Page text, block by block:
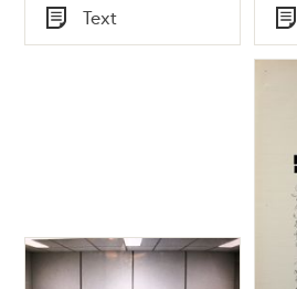
Tid
Typ
Text Tid
Typ